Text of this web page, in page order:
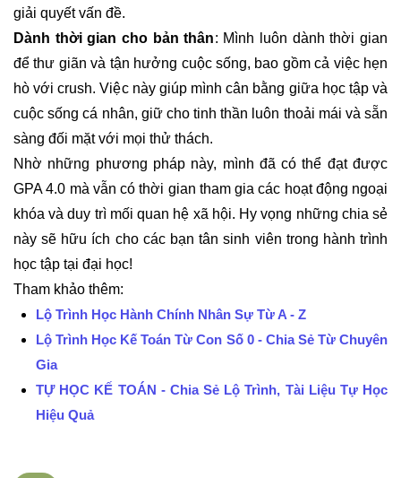
giải quyết vấn đề.
Dành thời gian cho bản thân: Mình luôn dành thời gian
để thư giãn và tận hưởng cuộc sống, bao gồm cả việc hẹn
hò với crush. Việc này giúp mình cân bằng giữa học tập và
cuộc sống cá nhân, giữ cho tinh thần luôn thoải mái và sẵn
sàng đối mặt với mọi thử thách.
Nhờ những phương pháp này, mình đã có thể đạt được
GPA 4.0 mà vẫn có thời gian tham gia các hoạt động ngoại
khóa và duy trì mối quan hệ xã hội. Hy vọng những chia sẻ
này sẽ hữu ích cho các bạn tân sinh viên trong hành trình
học tập tại đại học!
Tham khảo thêm:
Lộ Trình Học Hành Chính Nhân Sự Từ A - Z
Lộ Trình Học Kế Toán Từ Con Số 0 - Chia Sẻ Từ Chuyên
Gia
TỰ HỌC KẾ TOÁN - Chia Sẻ Lộ Trình, Tài Liệu Tự Học
Hiệu Quả